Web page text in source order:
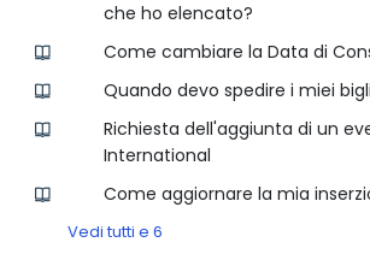
che ho elencato?
Come cambiare la Data di
Quando devo spedire i miei
Richiesta dell'aggiunta di un
International
Come aggiornare la mia
Vedi tutti e 6